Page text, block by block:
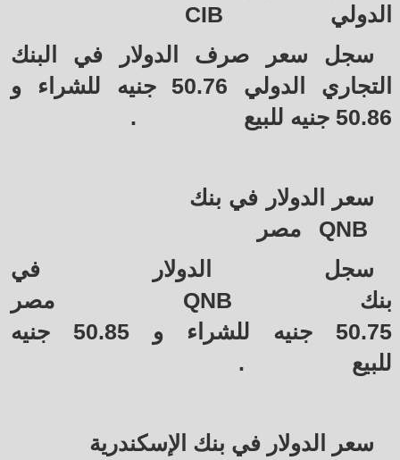
الدولي
CIB
سجل سعر صرف الدولار في البنك
التجاري الدولي 50.76 جنيه للشراء و
50.86 جنيه للبيع
.
سعر الدولار في بنك
QNB
مصر
سجل الدولار في
بنك
QNB
مصر
50.75 جنيه للشراء و 50.85 جنيه
للبيع
.
سعر الدولار في بنك الإسكندرية